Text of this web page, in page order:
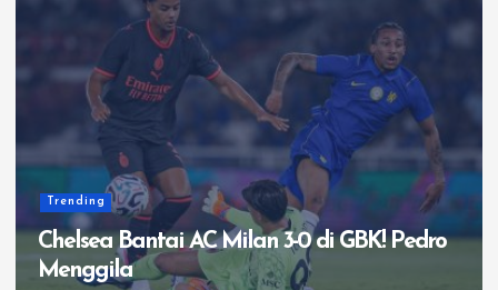
Trending
Chelsea Bantai AC Milan 3-0 di GBK! Pedro
Menggila